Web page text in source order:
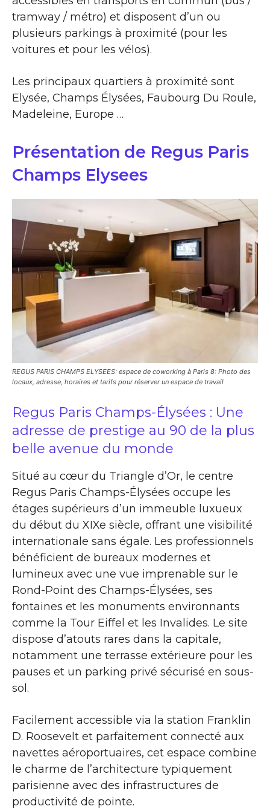
tramway / métro) et disposent d’un ou
plusieurs parkings à proximité (pour les
voitures et pour les vélos).
Les principaux quartiers à proximité sont
Elysée, Champs Élysées, Faubourg Du Roule,
Madeleine, Europe …
Présentation de Regus Paris
Champs Elysees
REGUS PARIS CHAMPS ELYSEES: espace de coworking à Paris 8: Photo des
locaux, adresse, horaires et tarifs pour réserver un espace de travail
Regus Paris Champs-Élysées : Une
adresse de prestige au 90 de la plus
belle avenue du monde
Situé au cœur du Triangle d’Or, le centre
Regus Paris Champs-Élysées occupe les
étages supérieurs d’un immeuble luxueux
du début du XIXe siècle, offrant une visibilité
internationale sans égale. Les professionnels
bénéficient de bureaux modernes et
lumineux avec une vue imprenable sur le
Rond-Point des Champs-Élysées, ses
fontaines et les monuments environnants
comme la Tour Eiffel et les Invalides. Le site
dispose d’atouts rares dans la capitale,
notamment une terrasse extérieure pour les
pauses et un parking privé sécurisé en sous-
sol.
Facilement accessible via la station Franklin
D. Roosevelt et parfaitement connecté aux
navettes aéroportuaires, cet espace combine
le charme de l’architecture typiquement
parisienne avec des infrastructures de
productivité de pointe.